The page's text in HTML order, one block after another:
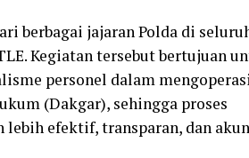
berbagai jajaran Polda di
Kegiatan tersebut bertujuan
personel dalam
(Dakgar), sehingga proses
efektif, transparan, dan